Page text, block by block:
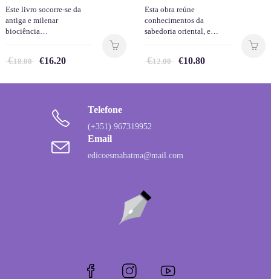
Este livro socorre-se da
antiga e milenar
biociência…
€18.00 €16.20
Esta obra reúne
conhecimentos da
sabedoria oriental, e…
€12.00 €10.80
Telefone
(+351) 967319952
Email
edicoesmahatma@mail.com